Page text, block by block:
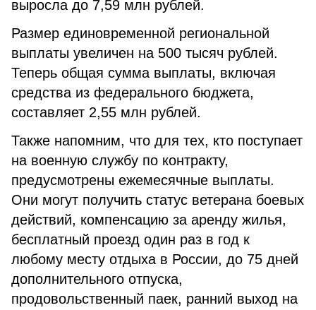
выросла до 7,59 млн рублей.
Размер единовременной региональной
выплаты увеличен на 500 тысяч рублей.
Теперь общая сумма выплаты, включая
средства из федерального бюджета,
составляет 2,55 млн рублей.
Также напомним, что для тех, кто поступает
на военную службу по контракту,
предусмотрены ежемесячные выплаты.
Они могут получить статус ветерана боевых
действий, компенсацию за аренду жилья,
бесплатный проезд один раз в год к
любому месту отдыха в России, до 75 дней
дополнительного отпуска,
продовольственный паек, ранний выход на